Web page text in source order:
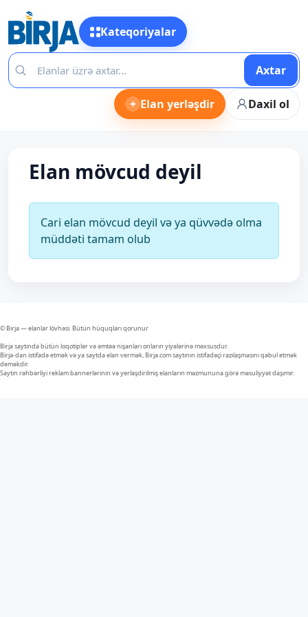
Kateqoriyalar
Axtar
+ Elan yerləşdir Daxil ol
Elan mövcud deyil
Cari elan mövcud deyil və ya qüvvədə olma
müddəti tamam olub
© Birja — elanlar lövhəsi. Bütün hüquqları qorunur
Birja saytında bütün loqotiplər və əmtəə nişanları onların yiyələrinə məxsusdur.
Birja-dan istifadə etmək və ya saytda elan vermək, Birja.com saytının istifadəçi razılaşmasını qəbul etmək
deməkdir.
Saytın rəhbərliyi reklam bannerlərinin və yerləşdirilmiş elanların məzmununa görə məsuliyyət daşımır.